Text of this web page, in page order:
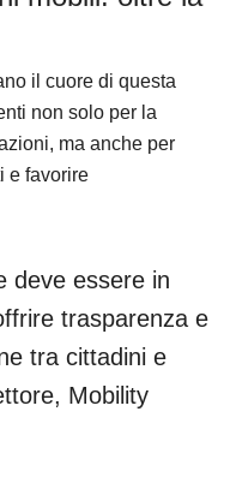
il cuore di questa
non solo per la
ma anche per
e favorire
deve essere in
trasparenza e
tra cittadini e
Mobility